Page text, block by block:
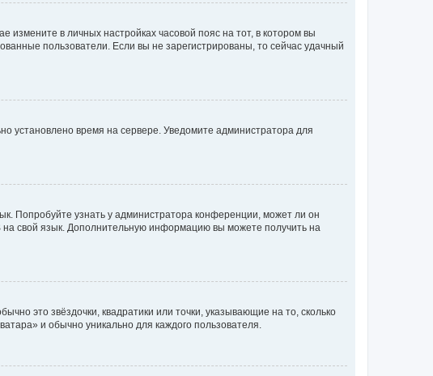
измените в личных настройках часовой пояс на тот, в котором вы
пользователи. Если вы не зарегистрированы, то сейчас удачный
установлено время на сервере. Уведомите администратора для
Попробуйте узнать у администратора конференции, может ли он
на свой язык. Дополнительную информацию вы можете получить на
это звёздочки, квадратики или точки, указывающие на то, сколько
и обычно уникально для каждого пользователя.